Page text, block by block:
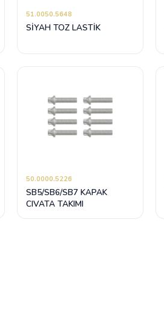
51.0050.5648
SİYAH TOZ LASTİK
50.0000.5226
SB5/SB6/SB7 KAPAK
CIVATA TAKIMI